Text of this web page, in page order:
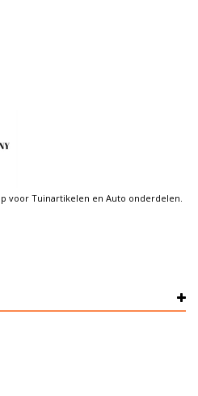
voor Tuinartikelen en Auto onderdelen.